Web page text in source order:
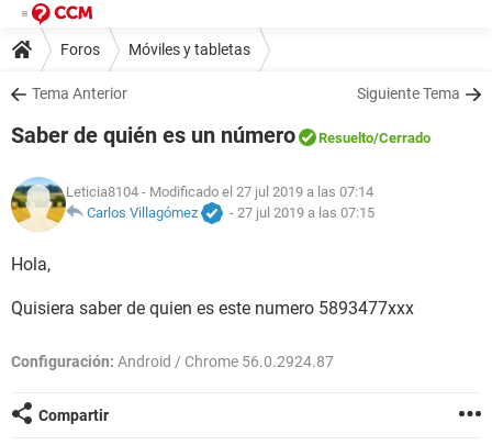
Foros Móviles y tabletas
Tema Anterior Siguiente Tema
Saber de quién es un número Resuelto/Cerrado
Leticia8104 - Modificado el 27 jul 2019 a las 07:14
Carlos Villagómez
- 27 jul 2019 a las 07:15
Hola,
Quisiera saber de quien es este numero 5893477xxx
Configuración: Android / Chrome 56.0.2924.87
Compartir